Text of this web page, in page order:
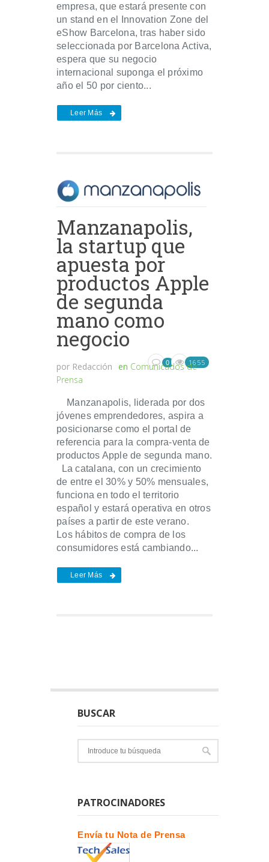
empresa, que estará presente con
un stand en el Innovation Zone del
eShow Barcelona, tras haber sido
seleccionada por Barcelona Activa,
espera que su negocio
internacional suponga el próximo
año el 50 por ciento...
Leer Más
Manzanapolis,
la startup que
apuesta por
productos Apple
de segunda
mano como
negocio
por Redacción en Comunicados de
Prensa
0 1655
Manzanapolis, liderada por dos
jóvenes emprendedores, aspira a
posicionarse como el portal de
referencia para la compra-venta de
productos Apple de segunda mano.
La catalana, con un crecimiento
de entre el 30% y 50% mensuales,
funciona en todo el territorio
español y estará operativa en otros
países a partir de este verano.
Los hábitos de compra de los
consumidores está cambiando...
Leer Más
BUSCAR
PATROCINADORES
Envía tu Nota de Prensa